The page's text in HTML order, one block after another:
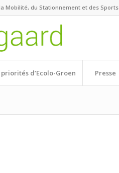
Mobilité, du Stationnement et des Sports
priorités d’Ecolo-Groen Presse